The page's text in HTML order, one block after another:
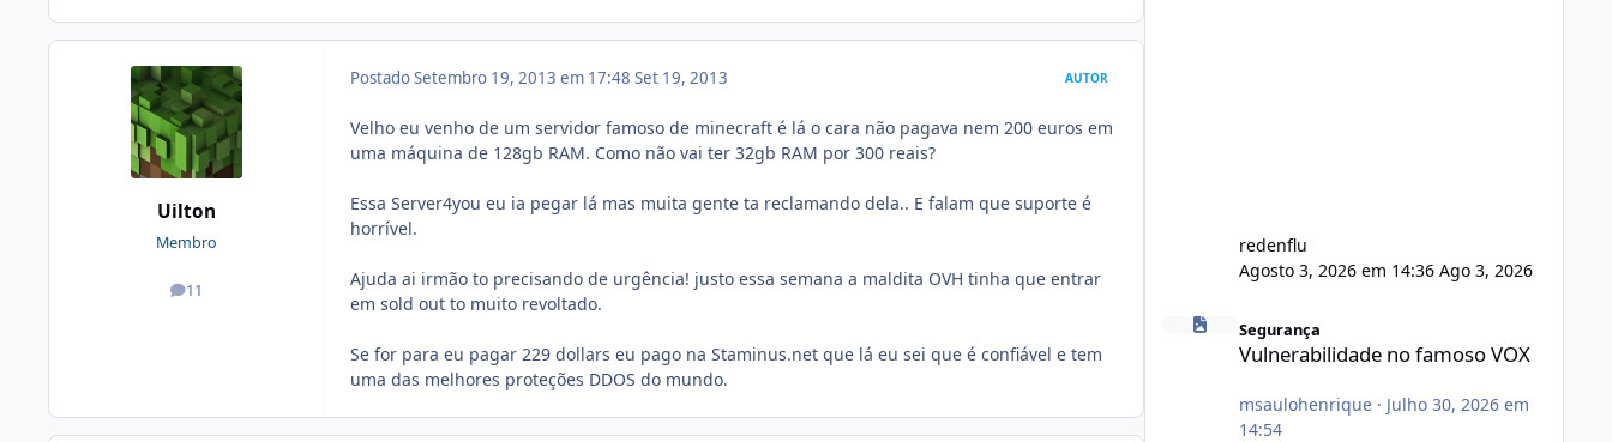
Uilton
Membro
11
posts
PostadoSetembro 19, 2013 em 17:48 Set 19, 2013 AUTOR
Velho eu venho de um servidor famoso de minecraft é lá o cara não pagava nem 200 euros em
uma máquina de 128gb RAM. Como não vai ter 32gb RAM por 300 reais?
Essa Server4you eu ia pegar lá mas muita gente ta reclamando dela.. E falam que suporte é
horrível.
Ajuda ai irmão to precisando de urgência! justo essa semana a maldita OVH tinha que entrar
em sold out to muito revoltado.
Se for para eu pagar 229 dollars eu pago na Staminus.net que lá eu sei que é confiável e tem
uma das melhores proteções DDOS do mundo.
redenflu
Agosto 3, 2026 em 14:36 Ago 3, 2026
Vulnerabilidade no famoso VOX
Segurança
Vulnerabilidade no famoso VOX
msaulohenrique· Julho 30, 2026 em
14:54